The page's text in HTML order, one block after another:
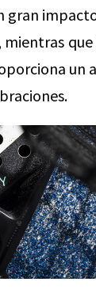
gran
un